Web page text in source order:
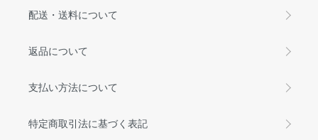
配送・送料について
返品について
支払い方法について
特定商取引法に基づく表記